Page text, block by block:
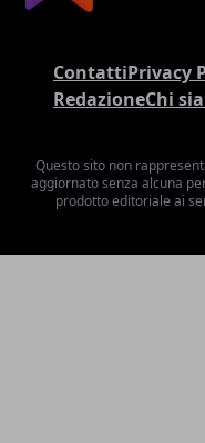
ContattiPrivacy
RedazioneChi
Questo sito non
aggiornato senza alcuna
prodotto editoriale ai